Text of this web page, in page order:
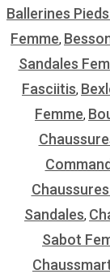
Ballerines
Femme,
Sandales
Fasciitis,
Femme,
Sandales,
Sabot